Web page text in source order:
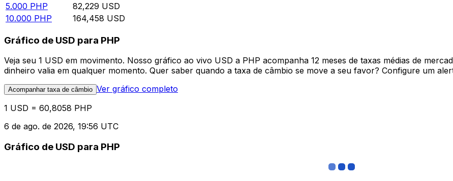
5.000 PHP 82,229 USD
10.000 PHP 164,458 USD
Gráfico de USD para PHP
Veja seu 1 USD em movimento. Nosso gráfico ao vivo USD a PHP acompanha 12 meses de taxas médias de
dinheiro valia em qualquer momento. Quer saber quando a taxa de câmbio se move a seu favor? Configure um
Acompanhar taxa de câmbio Ver gráfico completo
1 USD = 60,8058 PHP
6 de ago. de 2026, 19:56 UTC
Gráfico de USD para PHP